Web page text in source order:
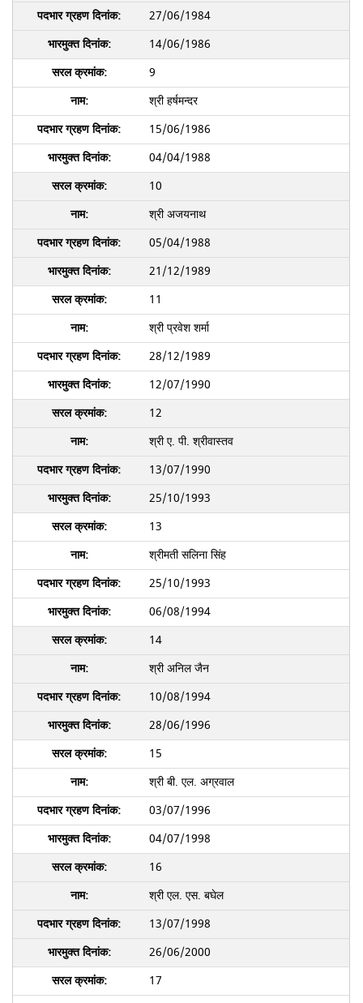
27/06/1984
14/06/1986
9
श्री हर्षमन्दर
15/06/1986
04/04/1988
10
श्री अजयनाथ
05/04/1988
21/12/1989
11
श्री प्रवेश शर्मा
28/12/1989
12/07/1990
12
श्री ए. पी. श्रीवास्तव
13/07/1990
25/10/1993
13
श्रीमती सलिना सिंह
25/10/1993
06/08/1994
14
श्री अनिल जैन
10/08/1994
28/06/1996
15
श्री बी. एल. अग्रवाल
03/07/1996
04/07/1998
16
श्री एल. एस. बघेल
13/07/1998
26/06/2000
17